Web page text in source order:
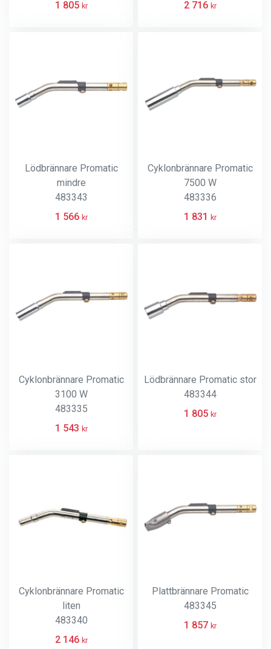
1 805 kr
2 716 kr
Lödbrännare Promatic
mindre
483343
1 566 kr
Cyklonbrännare Promatic
7500 W
483336
1 831 kr
Cyklonbrännare Promatic
3100 W
483335
1 543 kr
Lödbrännare Promatic stor
483344
1 805 kr
Cyklonbrännare Promatic
liten
483340
2 146 kr
Plattbrännare Promatic
483345
1 857 kr